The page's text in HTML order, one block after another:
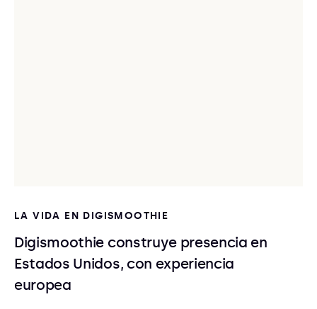
LA VIDA EN DIGISMOOTHIE
Digismoothie construye presencia en
Estados Unidos, con experiencia
europea